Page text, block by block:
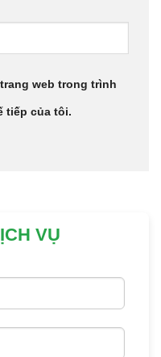
web trong trình
tiếp của tôi.
VỤ